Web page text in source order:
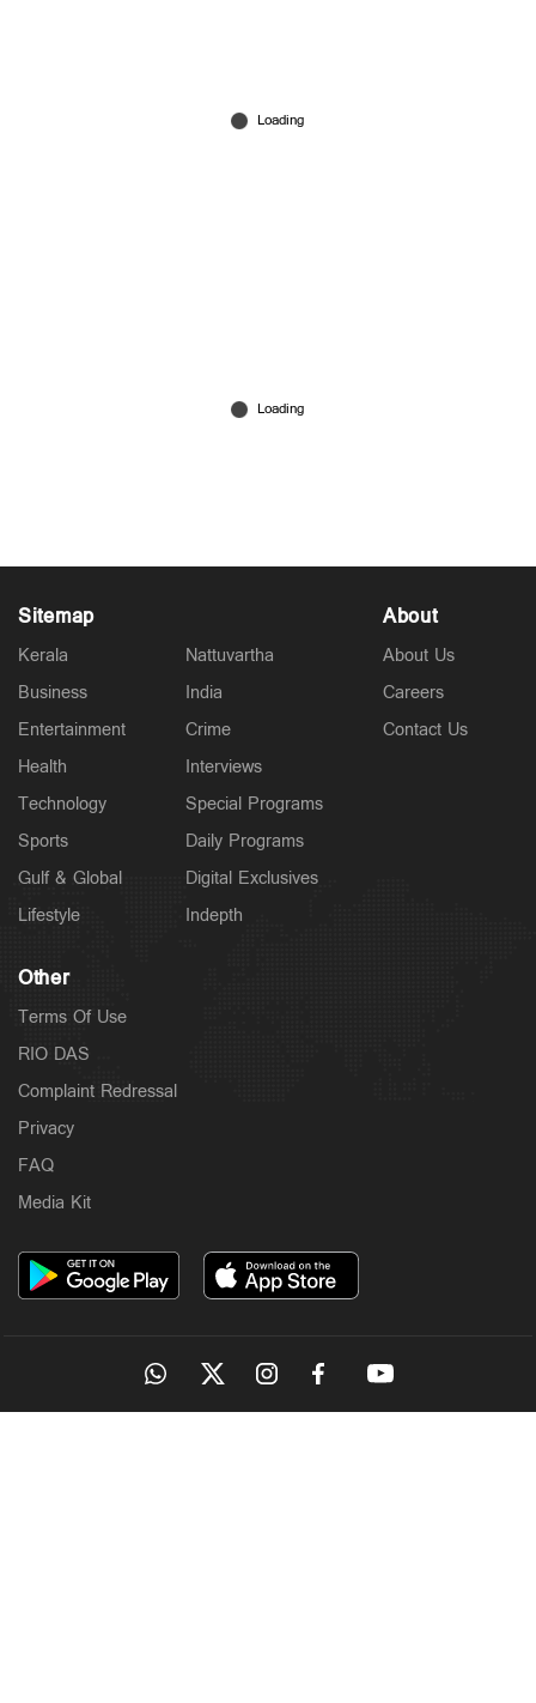
പിണറായിക്ക് വോട്ട് കൂടി;
പ്രതിപക്ഷനേതാവിനോ? മനോരമന്യൂസ് സര്‍വേ
Sitemap
Kerala
Business
Entertainment
Health
Technology
Sports
Gulf & Global
Lifestyle
Nattuvartha
India
Crime
Interviews
Special Programs
Daily Programs
Digital Exclusives
Indepth
About
About Us
Careers
Contact Us
Other
Terms Of Use
RIO DAS
Complaint Redressal
Privacy
FAQ
Media Kit